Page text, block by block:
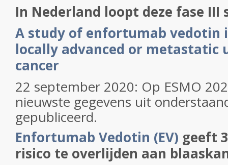
In Nederland loopt deze fase III
A study of enfortumab vedotin
locally advanced or metastatic
cancer
22 september 2020: Op ESMO
nieuwste gegevens uit
gepubliceerd.
Enfortumab Vedotin (EV) geeft
risico te overlijden aan